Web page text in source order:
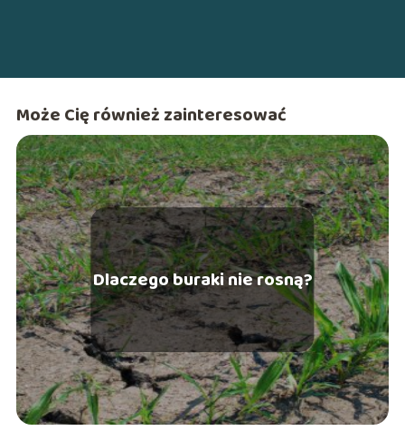
Może Cię również zainteresować
Dlaczego buraki nie rosną?